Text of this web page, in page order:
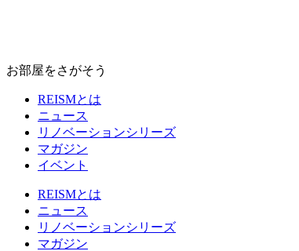
お部屋をさがそう
REISMとは
ニュース
リノベーションシリーズ
マガジン
イベント
REISMとは
ニュース
リノベーションシリーズ
マガジン